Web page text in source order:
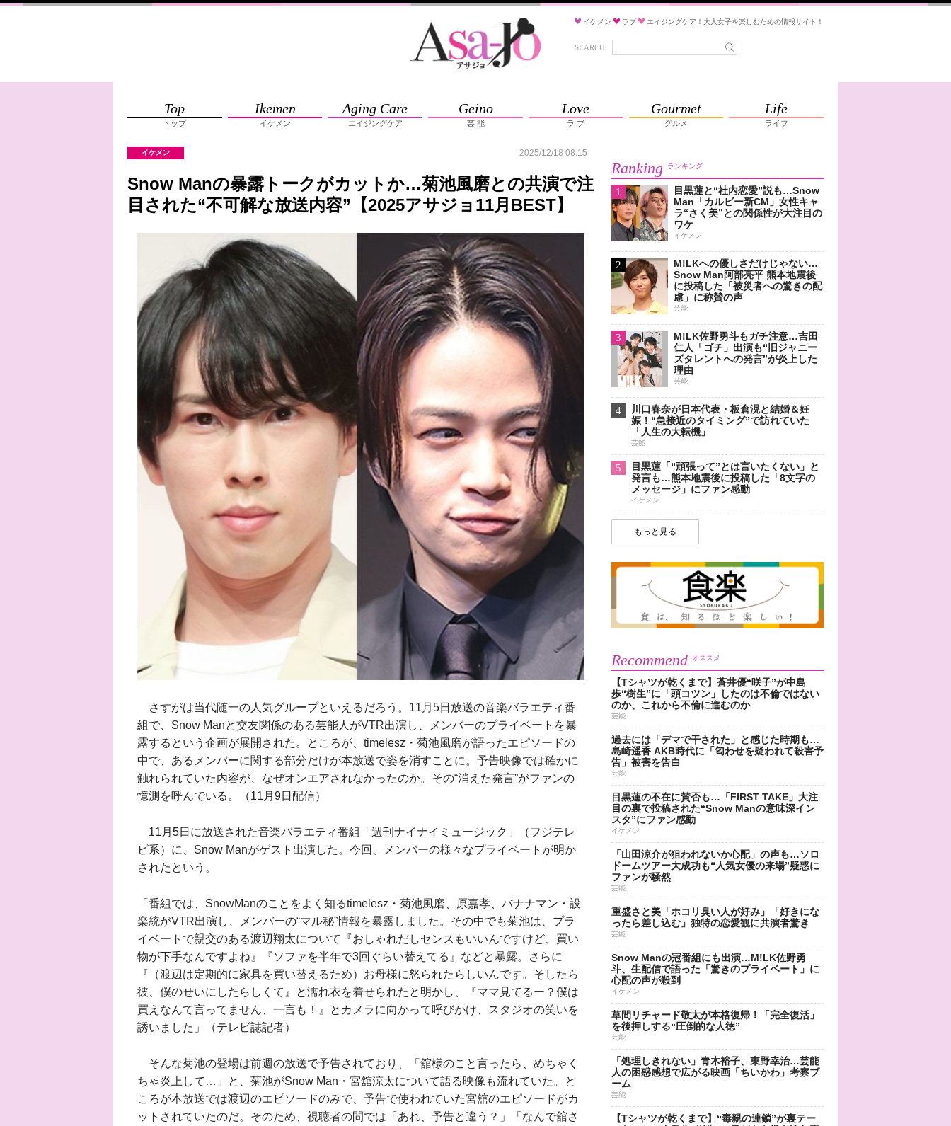
イケメン ラブ エイジングケア！大人女子を楽しむための情報サイト！
SEARCH
Top
トップ
Ikemen
イケメン
Aging Care
エイジングケア
Geino
芸 能
Love
ラ ブ
Gourmet
グルメ
Life
ライフ
イケメン 2025/12/18 08:15
Snow Manの暴露トークがカットか…菊池風磨との共演で注
目された“不可解な放送内容”【2025アサジョ11月BEST】
さすがは当代随一の人気グループといえるだろう。11月5日放送の音楽バラエティ番
組で、Snow Manと交友関係のある芸能人がVTR出演し、メンバーのプライベートを暴
露するという企画が展開された。ところが、timelesz・菊池風磨が語ったエピソードの
中で、あるメンバーに関する部分だけが本放送で姿を消すことに。予告映像では確かに
触れられていた内容が、なぜオンエアされなかったのか。その“消えた発言”がファンの
憶測を呼んでいる。（11月9日配信）
11月5日に放送された音楽バラエティ番組「週刊ナイナイミュージック」（フジテレ
ビ系）に、Snow Manがゲスト出演した。今回、メンバーの様々なプライベートが明か
されたという。
「番組では、SnowManのことをよく知るtimelesz・菊池風磨、原嘉孝、バナナマン・設
楽統がVTR出演し、メンバーの“マル秘”情報を暴露しました。その中でも菊池は、プラ
イベートで親交のある渡辺翔太について『おしゃれだしセンスもいいんですけど、買い
物が下手なんですよね』『ソファを半年で3回ぐらい替えてる』などと暴露。さらに
『（渡辺は定期的に家具を買い替えるため）お母様に怒られたらしいんです。そしたら
彼、僕のせいにしたらしくて』と濡れ衣を着せられたと明かし、『ママ見てるー？僕は
買えなんて言ってません、一言も！』とカメラに向かって呼びかけ、スタジオの笑いを
誘いました」（テレビ誌記者）
そんな菊池の登場は前週の放送で予告されており、「舘様のこと言ったら、めちゃく
ちゃ炎上して…」と、菊池がSnow Man・宮舘涼太について語る映像も流れていた。と
ころが本放送では渡辺のエピソードのみで、予告で使われていた宮舘のエピソードがカ
ットされていたのだ。そのため、視聴者の間では「あれ、予告と違う？」「なんで舘さ
Ranking ランキング
1
目黒蓮と“社内恋愛”説も…Snow
Man「カルビー新CM」女性キャ
ラ“さく美”との関係性が大注目の
ワケ
イケメン
2
M!LKへの優しさだけじゃない…
Snow Man阿部亮平 熊本地震後
に投稿した「被災者への驚きの配
慮」に称賛の声
芸能
3
M!LK佐野勇斗もガチ注意…吉田
仁人「ゴチ」出演も“旧ジャニー
ズタレントへの発言”が炎上した
理由
芸能
4
川口春奈が日本代表・板倉滉と結婚＆妊
娠！“急接近のタイミング”で訪れていた
「人生の大転機」
芸能
5
目黒蓮「“頑張って”とは言いたくない」と
発言も…熊本地震後に投稿した「8文字の
メッセージ」にファン感動
イケメン
もっと見る
Recommend オススメ
【Tシャツが乾くまで】蒼井優“咲子”が中島
歩“樹生”に「頭コツン」したのは不倫ではない
のか、これから不倫に進むのか
芸能
過去には「デマで干された」と感じた時期も…
島崎遥香 AKB時代に「匂わせを疑われて殺害予
告」被害を告白
芸能
目黒蓮の不在に賛否も…「FIRST TAKE」大注
目の裏で投稿された“Snow Manの意味深イン
スタ”にファン感動
イケメン
「山田涼介が狙われないか心配」の声も…ソロ
ドームツアー大成功も“人気女優の来場”疑惑に
ファンが騒然
芸能
重盛さと美「ホコリ臭い人が好み」「好きにな
ったら差し込む」独特の恋愛観に共演者驚き
芸能
Snow Manの冠番組にも出演…M!LK佐野勇
斗、生配信で語った「驚きのプライベート」に
心配の声が殺到
イケメン
草間リチャード敬太が本格復帰！「完全復活」
を後押しする“圧倒的な人徳”
芸能
「処理しきれない」青木裕子、東野幸治…芸能
人の困惑感想で広がる映画「ちいかわ」考察ブ
ーム
芸能
【Tシャツが乾くまで】“毒親の連鎖”が裏テー